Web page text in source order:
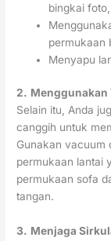
bingkai
permukaan
Menyapu
2. Menggunakan
Selain itu, Anda
canggih untuk
Gunakan vacuum
permukaan lantai
permukaan sofa
tangan.
3. Menjaga